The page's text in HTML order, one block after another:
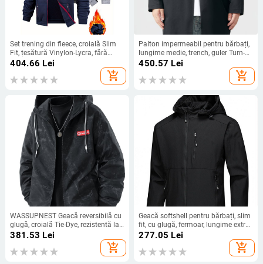
Set trening din fleece, croială Slim
Fit, țesătură Vinylon-Lycra, fără
glugă, stil retro casual
404.66 Lei
add_shopping_cart
Palton impermeabil pentru bărbați,
lungime medie, trench, guler Turn-
Down, închidere cu nasturi pe un
singur rând, 100% poliester atât
țesătură cât și căptușeală, croială
450.57 Lei
add_shopping_cart
WASSUPNEST Geacă reversibilă cu
glugă, croială Tie-Dye, rezistentă la
vânt și respirabilă; material
principal și căptușeală 100%
poliester
381.53 Lei
add_shopping_cart
Geacă softshell pentru bărbați, slim
fit, cu glugă, fermoar, lungime extra,
țesătură vinilon-poliester
277.05 Lei
add_shopping_cart